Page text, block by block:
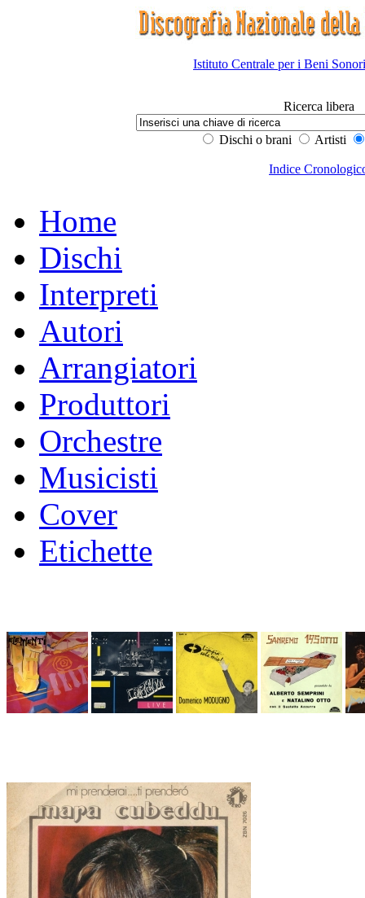
Istituto Centrale per i Beni
Ricerca libera
Dischi o brani Artisti
Indice
Home
Dischi
Interpreti
Autori
Arrangiatori
Produttori
Orchestre
Musicisti
Cover
Etichette